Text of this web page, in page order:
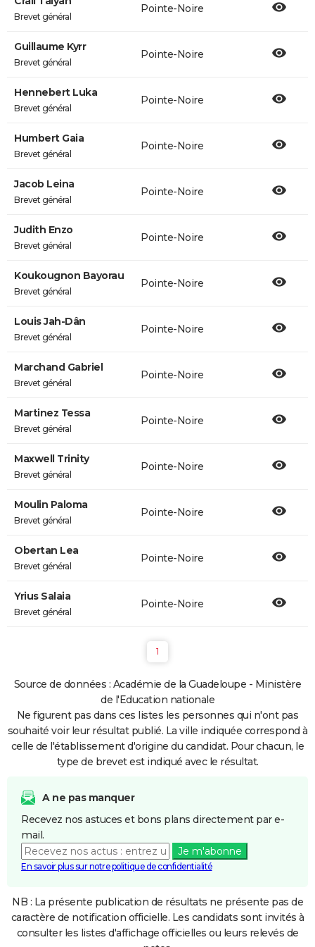
Brevet général
Pointe-Noire
Guillaume Kyrr
Brevet général
Pointe-Noire
Hennebert Luka
Brevet général
Pointe-Noire
Humbert Gaia
Brevet général
Pointe-Noire
Jacob Leina
Brevet général
Pointe-Noire
Judith Enzo
Brevet général
Pointe-Noire
Koukougnon Bayorau
Brevet général
Pointe-Noire
Louis Jah-Dân
Brevet général
Pointe-Noire
Marchand Gabriel
Brevet général
Pointe-Noire
Martinez Tessa
Brevet général
Pointe-Noire
Maxwell Trinity
Brevet général
Pointe-Noire
Moulin Paloma
Brevet général
Pointe-Noire
Obertan Lea
Brevet général
Pointe-Noire
Yrius Salaia
Brevet général
Pointe-Noire
1
Source de données : Académie de la Guadeloupe - Ministère
de l'Education nationale
Ne figurent pas dans ces listes les personnes qui n'ont pas
souhaité voir leur résultat publié. La ville indiquée correspond à
celle de l'établissement d'origine du candidat. Pour chacun, le
type de brevet est indiqué avec le résultat.
A ne pas manquer
Recevez nos astuces et bons plans directement par e-
mail.
Je m'abonne
En savoir plus sur notre politique de confidentialité
NB : La présente publication de résultats ne présente pas de
caractère de notification officielle. Les candidats sont invités à
consulter les listes d'affichage officielles ou leurs relevés de